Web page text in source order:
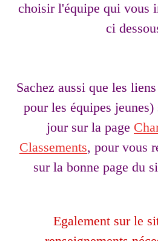
choisir l'équipe qui vous
ci
Sachez aussi que les
pour les équipes
jour sur la page
Classements, pour vous
sur la bonne page du
Egalement sur le